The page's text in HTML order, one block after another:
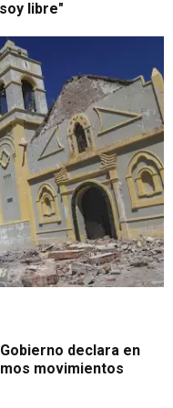
libre"
declara en
movimientos